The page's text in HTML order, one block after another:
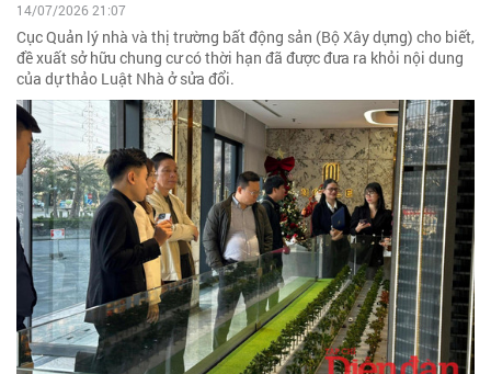
14/07/2026 21:07
Cục Quản lý nhà và thị trường bất động sản (Bộ Xây dựng) cho biết,
đề xuất sở hữu chung cư có thời hạn đã được đưa ra khỏi nội dung
của dự thảo Luật Nhà ở sửa đổi.